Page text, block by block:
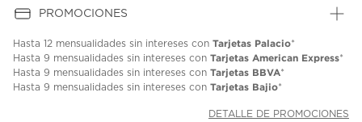
PROMOCIONES
Hasta 12 mensualidades sin intereses con Tarjetas Palacio*
Hasta 9 mensualidades sin intereses con Tarjetas American Express*
Hasta 9 mensualidades sin intereses con Tarjetas BBVA*
Hasta 9 mensualidades sin intereses con Tarjetas Bajio*
DETALLE DE PROMOCIONES